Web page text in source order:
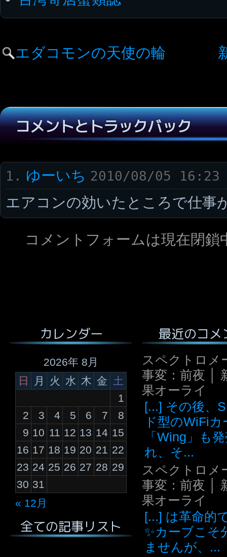
エダコモンの天使の輪
コメントとトラックバック
1. ゆーいち 2010/08/05 16:23
エアコンの効いたところで仕事
コメントフォームは現在閉鎖
カレンダー
2026年 8月
日
月 火 水 木 金 土
« 12月
1
2
3 4 5 6 7
8
9 10 11 12 13 14 15
16 17 18 19 20 21 22
23 24 25 26 27 28 29
30 31
全ての記事リスト
最近のコメ
スペクトロメ
事変：前夜 │
果オーライ
[...] その後、
ド型のWiFiカ
「Wing」も
れ、そ...
スペクトロメ
事変：前夜 │
果オーライ
[...] は革命的
✨カーブこそ
ませんが、...